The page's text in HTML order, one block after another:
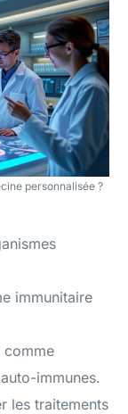
personnalisée ?
immunitaire
comme
immunes.
les traitements